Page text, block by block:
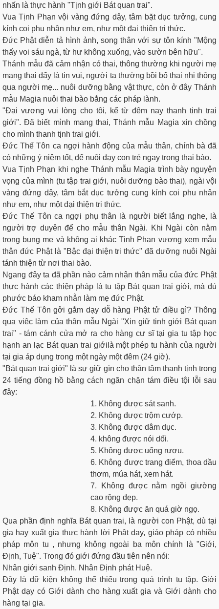
nhấn là thực hành "Tịnh giới Bát quan trai".
Vua Tịnh Phạn vội vàng đứng dậy, tâm bặt dục tưởng, cung
kính coi phu nhân như em, như một đại thiện tri thức.
Đức Phật diễn tả hình ảnh, song thân với sự tôn kính "Mộng
thấy voi sáu ngà, từ hư không xuống, vào sườn bên hữu".
Thánh mẫu đã cảm nhận có thai, thông thường khi người mẹ
mang thai đấy là tin vui, người ta thường bồi bổ thai nhi thông
qua người mẹ... nuôi dưỡng bằng vật thực, còn ở đây Thánh
mẫu Magia nuôi thai bào bằng các pháp lành.
"Đại vương vui lòng cho tôi, kể từ đêm nay thanh tịnh trai
giới". Đã biết mình mang thai, Thánh mẫu Magia xin chồng
cho mình thanh tịnh trai giới.
Đức Thế Tôn ca ngợi hành động của mẫu thân, chính bà đã
có những ý niệm tốt, để nuôi dạy con trẻ ngay trong thai bào.
Vua Tịnh Phạn khi nghe Thánh mẫu Magia trình bày nguyện
vọng của mình (tu tập trai giới, nuôi dưỡng bào thai), ngài vội
vàng đứng dậy, tâm bắt dục tưởng cung kính coi phu nhân
như em, như một đại thiện tri thức.
Đức Thế Tôn ca ngợi phụ thân là người biết lắng nghe, là
người trợ duyên để cho mẫu thân Ngài. Khi Ngài còn nằm
trong bụng mẹ và không ai khác Tịnh Phạn vương xem mẫu
thân đức Phật là "Bậc đại thiện tri thức" đã dưỡng nuôi Ngài
tánh thiện từ nơi thai bào.
Ngang đây ta đã phần nào cảm nhận thân mẫu của đức Phật
thực hành các thiện pháp là tu tập Bát quan trai giới, mà đủ
phước báo kham nhẫn làm mẹ đức Phật.
Đức Thế Tôn gởi gắm dạy dỗ hàng Phật tử điều gì? Thông
qua việc làm của thân mẫu Ngài "Xin giữ tịnh giới Bát quan
trai" - tám cánh cửa mở ra cho hàng cư sĩ tại gia tu tập học
hạnh an lạc Bát quan trai giớilà một phép tu hành của người
tại gia áp dụng trong một ngày một đêm (24 giờ).
"Bát quan trai giới" là sự giữ gìn cho thân tâm thanh tịnh trong
24 tiếng đồng hồ bằng cách ngăn chặn tám điều tội lỗi sau
đây:
1. Không được sát sanh.
2. Không được trộm cướp.
3. Không được dâm dục.
4. không được nói dối.
5. Không được uống rượu.
6. Không được trang điểm, thoa dầu
thơm, múa hát, xem hát.
7. Không được nằm ngồi giường
cao rộng đẹp.
8. Không được ăn quá giờ ngọ.
Qua phần định nghĩa Bát quan trai, là người con Phật, dù tại
gia hay xuất gia thực hành lời Phật dạy, giáo pháp có nhiều
pháp môn tu , nhưng không ngoài ba môn chính là "Giới,
Định, Tuệ". Trong đó giới đứng đầu tiên nên nói:
Nhân giới sanh Định. Nhân Định phát Huệ.
Đây là dữ kiện không thể thiếu trong quá trình tu tập. Giới
Phật dạy có Giới dành cho hàng xuất gia và Giới dành cho
hàng tại gia.